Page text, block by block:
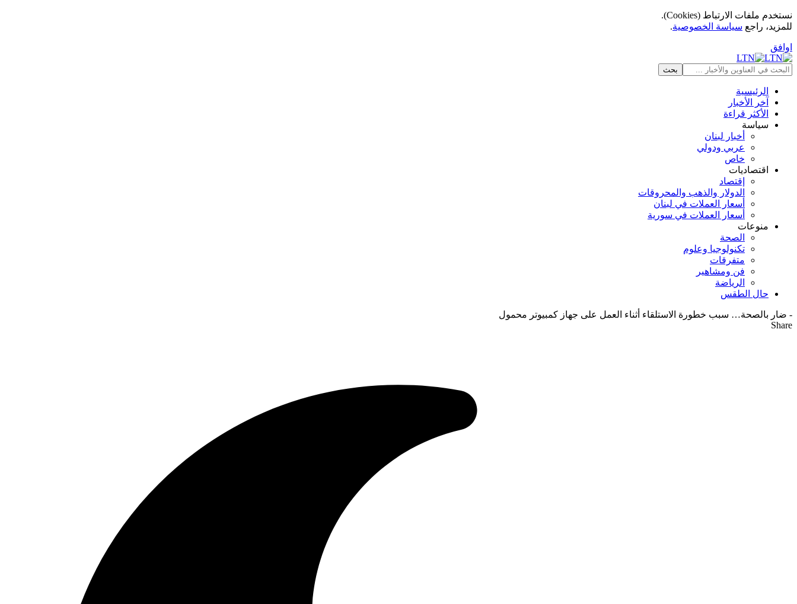
نستخدم ملفات الارتباط (Cookies).
للمزيد، راجع سياسة الخصوصية.
اوافق
الرئيسية
آخر الأخبار
الأكثر قراءة
سياسة
أخبار لبنان
عربي ودولي
خاص
اقتصاديات
إقتصاد
الدولار والذهب والمحروقات
أسعار العملات في لبنان
أسعار العملات في سورية
منوعات
الصحة
تكنولوجيا وعلوم
متفرقات
فن ومشاهير
الرياضة
حال الطقس
- ضار بالصحة… سبب خطورة الاستلقاء أثناء العمل على جهاز كمبيوتر محمول
Share